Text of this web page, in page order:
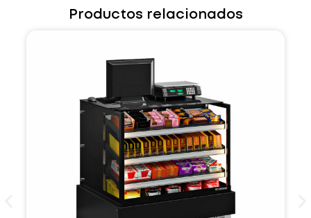
Productos relacionados